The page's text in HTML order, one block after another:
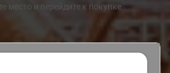
место и перейдите к покупке